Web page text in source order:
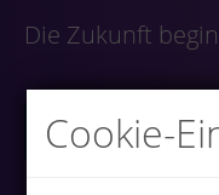
Die Zukunft
Zu den offenen
Cookie-